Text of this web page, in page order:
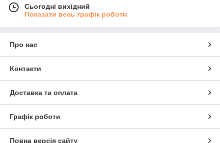
Сьогодні вихідний
Показати весь графік роботи
Про нас
Контакти
Доставка та оплата
Графік роботи
Повна версія сайту